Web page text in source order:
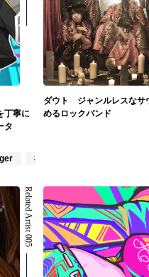
丁寧に
タ
#VOCALOID
ダウト ジャンルレスなサ
めるロックバンド
Related Artist 005